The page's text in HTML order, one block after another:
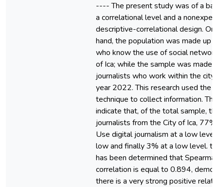
---- The present study was of a
a correlational level and a
descriptive-correlational design.
hand, the population was made up
who know the use of social
of Ica; while the sample was made
journalists who work within the city
year 2022. This research used the
technique to collect information.
indicate that, of the total sample,
journalists from the City of Ica,
Use digital journalism at a low
low and finally 3% at a low level.
has been determined that
correlation is equal to 0.894,
there is a very strong positive